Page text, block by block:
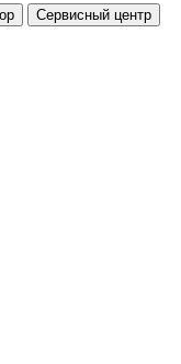
Сервисный центр